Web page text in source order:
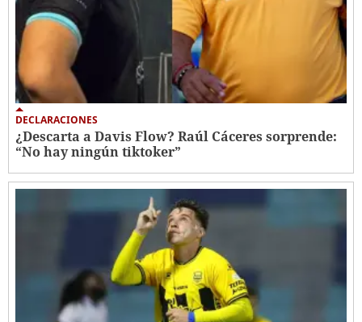
DECLARACIONES
¿Descarta a Davis Flow? Raúl Cáceres sorprende:
“No hay ningún tiktoker”